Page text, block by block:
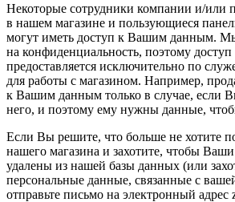
Некоторые сотрудники компании и/или
в нашем магазине и пользующиеся
могут иметь доступ к Вашим данным.
на конфиденциальность, поэтому
предоставляется исключительно по
для работы с магазином. Например,
к Вашим данным только в случае, если
него, и поэтому ему нужны данные,
Если Вы решите, что больше не хотите
нашего магазина и захотите, чтобы
удалены из нашей базы данных (или
персональные данные, связанные с
отправьте письмо на электронный адрес